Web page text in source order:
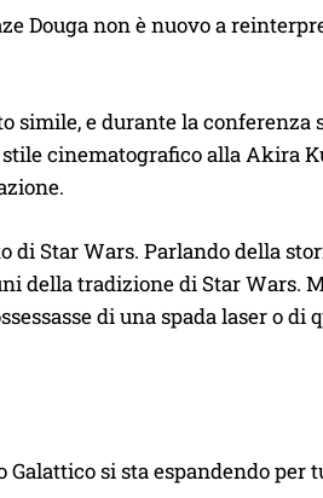
Douga non è nuovo a
simile, e durante la conferenza
cinematografico alla Akira
di Star Wars. Parlando della
della tradizione di Star Wars.
di una spada laser o di
si sta espandendo per